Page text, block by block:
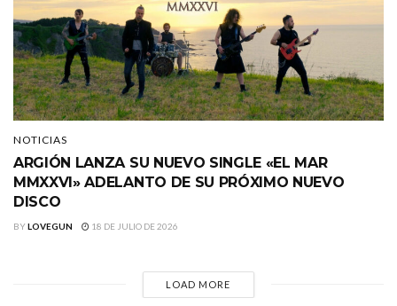
NOTICIAS
ARGIÓN LANZA SU NUEVO SINGLE «EL MAR
MMXXVI» ADELANTO DE SU PRÓXIMO NUEVO
DISCO
BYLOVEGUN 18 DE JULIO DE 2026
LOAD MORE